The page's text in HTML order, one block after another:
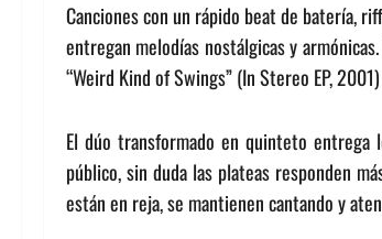
Canciones con un rápido beat de batería,
entregan melodías nostálgicas y
“Weird Kind of Swings” (In Stereo EP,
El dúo transformado en quinteto entrega
público, sin duda las plateas responden
están en reja, se mantienen cantando y